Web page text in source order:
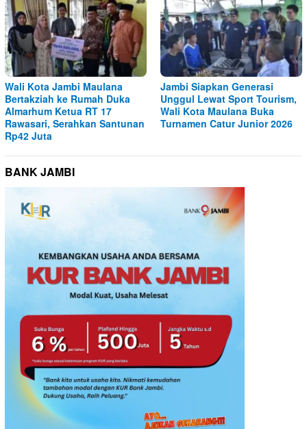
Wali Kota Jambi Maulana
Bertakziah ke Rumah Duka
Almarhum Ketua RT 17
Rawasari, Serahkan Santunan
Rp42 Juta
Jambi Siapkan Generasi
Unggul Lewat Sport Tourism,
Wali Kota Maulana Buka
Turnamen Catur Junior 2026
BANK JAMBI